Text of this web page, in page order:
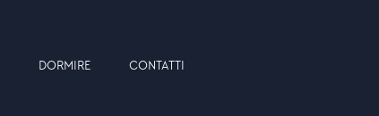
DORMIRE CONTATTI